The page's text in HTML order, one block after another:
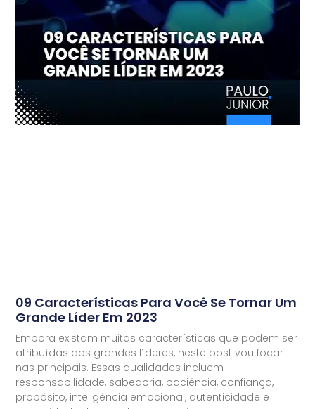
09 Características Para Você Se Tornar Um
Grande Líder Em 2023
Embora existam muitas características que podem ser
atribuídas aos grandes líderes, neste post vou focar
nas principais. Essas qualidades incluem
responsabilidade, sabedoria, paciência, confiança,
propósito, inteligência emocional, autenticidade e